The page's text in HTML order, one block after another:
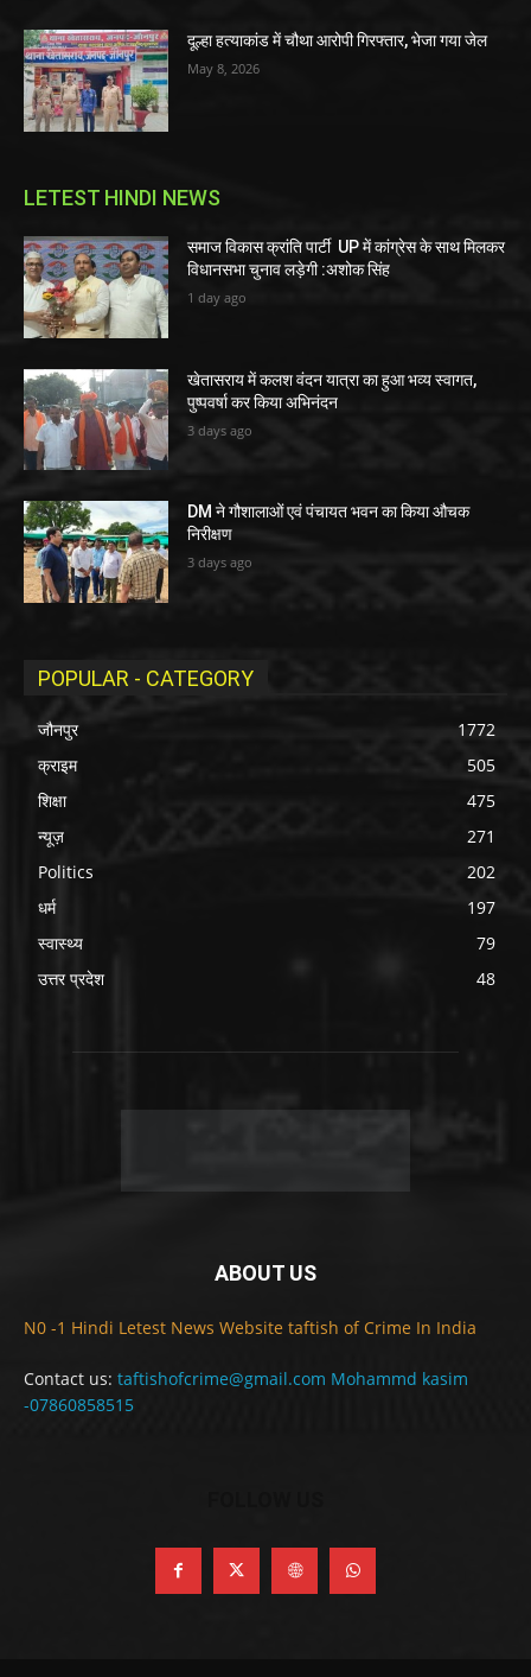
दूल्हा हत्याकांड में चौथा आरोपी गिरफ्तार, भेजा गया जेल
May 8, 2026
LETEST HINDI NEWS
समाज विकास क्रांति पार्टी UP में कांग्रेस के साथ मिलकर
विधानसभा चुनाव लड़ेगी :अशोक सिंह
1 day ago
खेतासराय में कलश वंदन यात्रा का हुआ भव्य स्वागत,
पुष्पवर्षा कर किया अभिनंदन
3 days ago
DM ने गौशालाओं एवं पंचायत भवन का किया औचक
निरीक्षण
3 days ago
POPULAR - CATEGORY
जौनपुर
1772
क्राइम
505
शिक्षा
475
न्यूज़
271
Politics
202
धर्म
197
स्वास्थ्य
79
उत्तर प्रदेश
48
ABOUT US
N0 -1 Hindi Letest News Website taftish of Crime In India
Contact us: taftishofcrime@gmail.com Mohammd kasim
-07860858515